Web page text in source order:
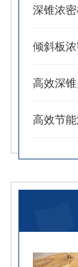
深锥浓
倾斜板
高效深
高效节